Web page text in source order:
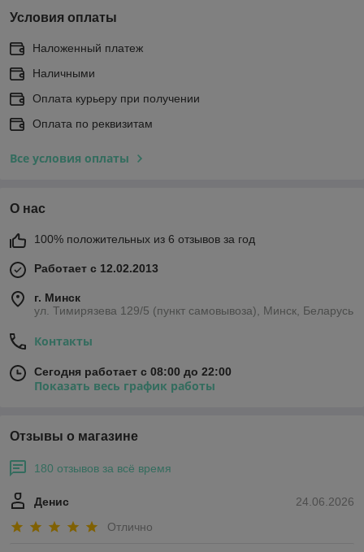
Условия оплаты
Наложенный платеж
Наличными
Оплата курьеру при получении
Оплата по реквизитам
Все условия оплаты
О нас
100% положительных из 6 отзывов за год
Работает с 12.02.2013
г. Минск
ул. Тимирязева 129/5 (пункт самовывоза), Минск, Беларусь
Контакты
Сегодня работает с 08:00 до 22:00
Показать весь график работы
Отзывы о магазине
180 отзывов за всё время
24.06.2026
Денис
Отлично